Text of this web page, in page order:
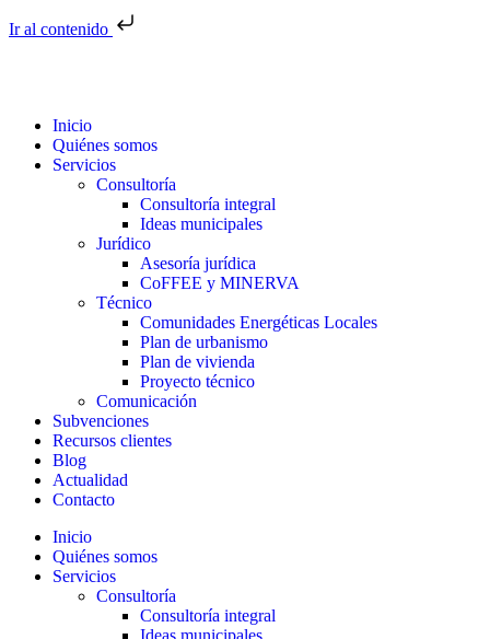
Ir al contenido
Inicio
Quiénes somos
Servicios
Consultoría
Consultoría integral
Ideas municipales
Jurídico
Asesoría jurídica
CoFFEE y MINERVA
Técnico
Comunidades Energéticas Locales
Plan de urbanismo
Plan de vivienda
Proyecto técnico
Comunicación
Subvenciones
Recursos clientes
Blog
Actualidad
Contacto
Inicio
Quiénes somos
Servicios
Consultoría
Consultoría integral
Ideas municipales